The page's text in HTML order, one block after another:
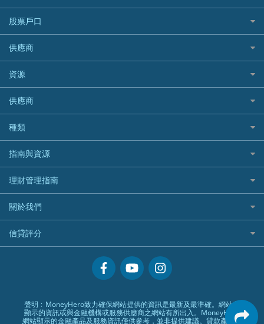
最佳循環貸款
National Resources 中潤物業按揭
OCBC 華僑銀行
PrimeCredit 安信信貸
Promise 邦民日本財務
Rabbit Credit月兔信貸
Standard Chartered 渣打銀行
UA 亞洲聯合財務
WeLab Bank
WeLend 貸款
銀聯信用卡
高獎賞信用卡推薦
酒店信用卡
東亞銀行
SIM
Airwallex信用卡
機票優惠碼
寵物保險
定期人壽保險
危疾保險
年金資訊
樓宇火險
韓國旅遊保險及資訊
歐洲旅遊保險及資訊
越南旅遊保險及資訊
澳洲旅遊保險及資訊
長者嘆世界
家庭親子遊
自駕遊比較
相機有得保
專為孕婦設計的最佳旅遊保險
最佳滑雪旅遊保險
最適合BB的旅遊保險
AIG 美亞
Allianz 安聯
Allied World 世聯
Avo
中國銀行
Bolttech 保特
Blue Cross 藍十字
中國平安
HSBC滙豐銀行
MSIG 三井住友
Prudential 保誠
QBE 昆士蘭
Starr
大新汽車保險
中銀汽車保險
Allianz安聯汽車保險
bolttech保障汽車保險
Zurich蘇黎世汽車保險
QBE昆士蘭汽車保險
平安汽車保險
股票戶口
富途證券
IB盈透證券
老虎證券
uSMART 盈立證券
華盛証券
長橋證券
WeBull微牛證券
漲樂全球通｜華泰國際
OSL
供應商
富途牛牛好唔好？
Webull微牛證券好唔好？
Longbridge長橋證券好唔好？
老虎證券好唔好？
華盛証券好唔好？
漲樂全球通好唔好？
IB盈透證券好唔好？
盈立證券 uSMART 好唔好？
Stashaway好唔好？
資源
股票戶口開戶
證券行邊間好？
港股5隻高息ETF精選
什麼是ETF？
香港30大高息股排行
黃金ETF懶人包
最值得注意的比特幣ETF
選股策略：五步調查攻略
供應商
銀行戶口比較
尊尚銀行戶口
Citi Plus
中信銀行inMotion
Airwallex銀行
種類
定期存款
港元定存
人民幣定存
美元定存
英鎊定存
澳元定存
指南與資源
理財資訊
識慳識賺
債務管理
投資理財
置業安居
專欄文章
理財管理指南
常用相關詞彙
MoneyHero電子報
所有合作銀行或機構
關於我們
服務承諾
網上支援
常見問題
條款及細則
信貸評分
聲明﹕MoneyHero致力確保網站提供的資訊是最新及最準確。網站所
顯示的資訊或與金融機構或服務供應商之網站有所出入。MoneyHero
網站顯示的金融產品及服務資訊僅供參考，並非提供建議。貸款產品比